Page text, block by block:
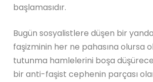
başlamasıdır.
Bugün sosyalistlere düşen bir
faşizminin her ne pahasına olursa
tutunma hamlelerini boşa
bir anti-faşist cephenin parçası